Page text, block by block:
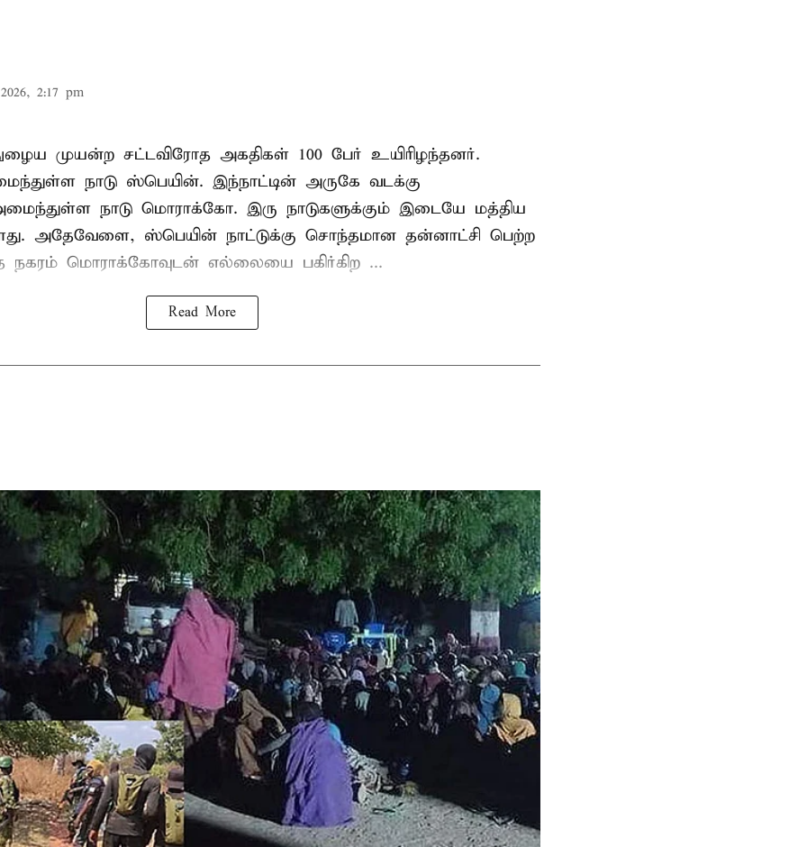
2:17 pm
முயன்ற சட்டவிரோத அகதிகள் 100 பேர் உயிரிழந்தனர்.
நாடு ஸ்பெயின். இந்நாட்டின் அருகே வடக்கு
நாடு மொராக்கோ. இரு நாடுகளுக்கும் இடையே மத்திய
அதேவேளை, ஸ்பெயின் நாட்டுக்கு சொந்தமான தன்னாட்சி பெற்ற
நகரம் மொராக்கோவுடன் எல்லையை பகிர்கிற ...
Read More